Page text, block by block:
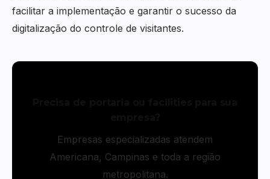
facilitar a implementação e garantir o sucesso da
digitalização do controle de visitantes.
Empresas especializadas atendem
Americana, Campinas e toda a região
metropolitana.